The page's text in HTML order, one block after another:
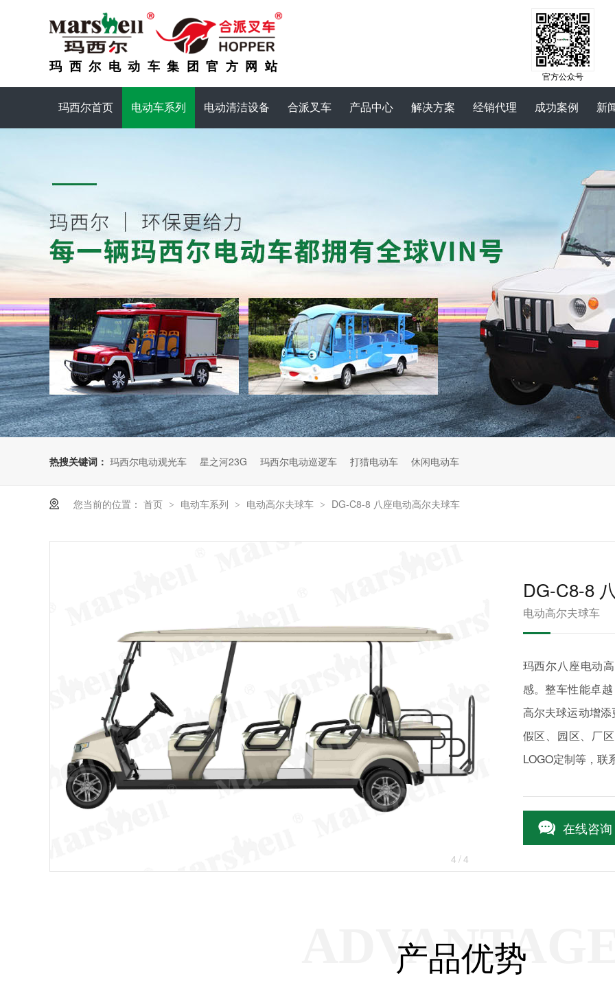
玛西尔电动车集团官方网站
官方公众号
玛西尔首页 电动车系列 电动清洁设备 合派叉车 产品中心 解决方案 经销代理 成功案例 新
热搜关键词： 玛西尔电动观光车 星之河23G 玛西尔电动巡逻车 打猎电动车 休闲电动车
您当前的位置： 首页 > 电动车系列 > 电动高尔夫球车 > DG-C8-8 八座电动高尔夫球车
4 /4
DG-C8-8
电动高尔夫球车
玛西尔八座电动
感。整⻋性能卓
⾼尔夫球运动增
假区、园区、厂
LOGO定制等，联
在线咨询
产品优势